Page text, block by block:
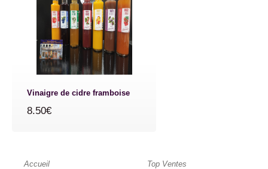
Vinaigre de cidre framboise
8.50€
Accueil
Top Ventes